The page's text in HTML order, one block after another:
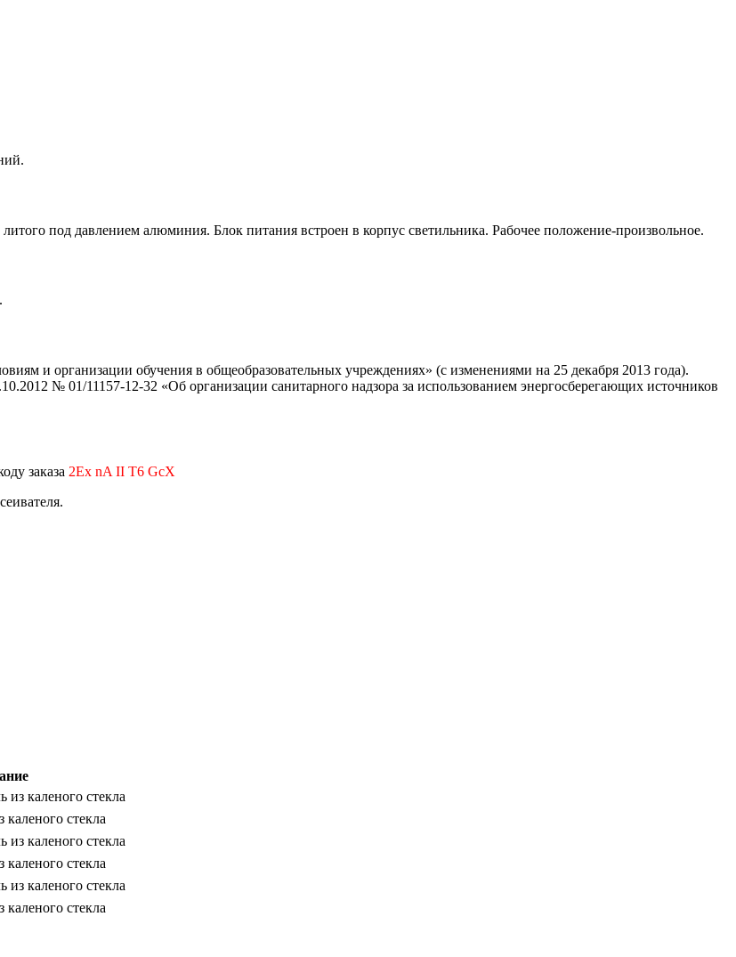
под давлением алюминия. Блок питания встроен в корпус светильника. Рабочее положение-произвольное.
и организации обучения в общеобразовательных учреждениях» (с изменениями на 25 декабря 2013 года).
№ 01/11157-12-32 «Об организации санитарного надзора за использованием энергосберегающих источников
заказа 2Ех nA II T6 GcX
из каленого стекла
каленого стекла
из каленого стекла
каленого стекла
из каленого стекла
каленого стекла